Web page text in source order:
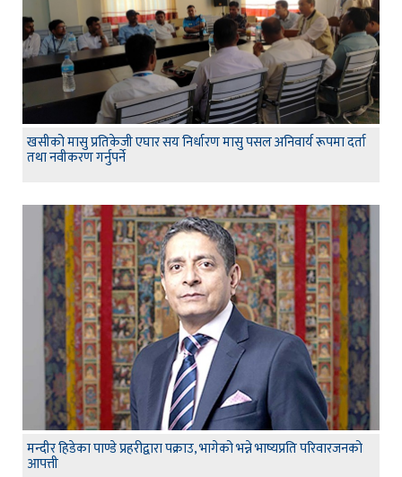
खसीको मासु प्रतिकेजी एघार सय निर्धारण मासु पसल अनिवार्य रूपमा दर्ता
तथा नवीकरण गर्नुपर्ने
मन्दीर हिडेका पाण्डे प्रहरीद्वारा पक्राउ, भागेको भन्ने भाष्यप्रति परिवारजनको
आपत्ती